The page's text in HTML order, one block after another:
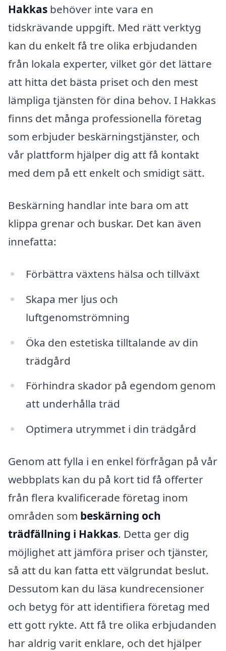
Hakkas behöver inte vara en
tidskrävande uppgift. Med rätt verktyg
kan du enkelt få tre olika erbjudanden
från lokala experter, vilket gör det lättare
att hitta det bästa priset och den mest
lämpliga tjänsten för dina behov. I Hakkas
finns det många professionella företag
som erbjuder beskärningstjänster, och
vår plattform hjälper dig att få kontakt
med dem på ett enkelt och smidigt sätt.
Beskärning handlar inte bara om att
klippa grenar och buskar. Det kan även
innefatta:
Förbättra växtens hälsa och tillväxt
Skapa mer ljus och
luftgenomströmning
Öka den estetiska tilltalande av din
trädgård
Förhindra skador på egendom genom
att underhålla träd
Optimera utrymmet i din trädgård
Genom att fylla i en enkel förfrågan på vår
webbplats kan du på kort tid få offerter
från flera kvalificerade företag inom
områden som beskärning och
trädfällning i Hakkas. Detta ger dig
möjlighet att jämföra priser och tjänster,
så att du kan fatta ett välgrundat beslut.
Dessutom kan du läsa kundrecensioner
och betyg för att identifiera företag med
ett gott rykte. Att få tre olika erbjudanden
har aldrig varit enklare, och det hjälper